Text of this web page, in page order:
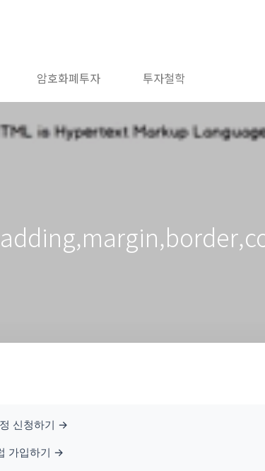
암호화폐투자 투자철학
신청하기 →
가입하기 →